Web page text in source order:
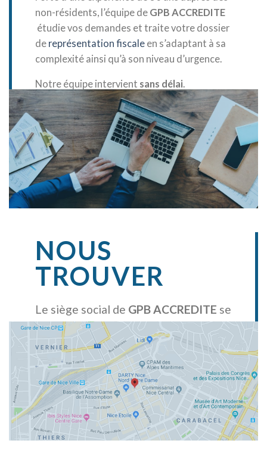
non-résidents, l’équipe de GPB ACCREDITE
étudie vos demandes et traite votre dossier
de représentation fiscale en s’adaptant à sa
complexité ainsi qu’à son niveau d’urgence.
Notre équipe intervient sans délai.
NOUS
TROUVER
Le siège social de GPB ACCREDITE se
situe au 22, avenue Notre-Dame à
Nice.